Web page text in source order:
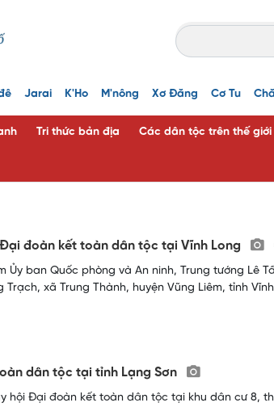
Jarai K'Ho M'nông Xơ Đăng Cơ Tu
Tri thức bản địa Các dân tộc trên thế giới
đoàn kết toàn dân tộc tại Vĩnh Long
Ủy ban Quốc phòng và An ninh, Trung tướng Lê
xã Trung Thành, huyện Vũng Liêm, tỉnh
dân tộc tại tỉnh Lạng Sơn
hội Đại đoàn kết toàn dân tộc tại khu dân cư 8,